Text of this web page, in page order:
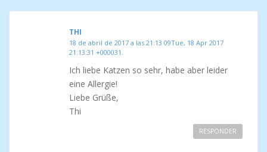
THI
18 de abril de 2017 a las 21:13 09Tue, 18 Apr 2017
21:13:31 +000031.
Ich liebe Katzen so sehr, habe aber leider
eine Allergie!
Liebe Grüße,
Thi
RESPONDER